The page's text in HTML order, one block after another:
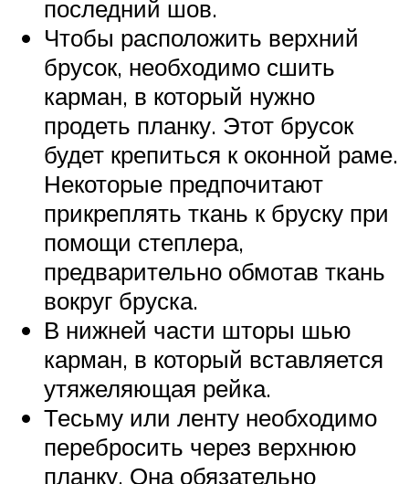
последний шов.
Чтобы расположить верхний
брусок, необходимо сшить
карман, в который нужно
продеть планку. Этот брусок
будет крепиться к оконной раме.
Некоторые предпочитают
прикреплять ткань к бруску при
помощи степлера,
предварительно обмотав ткань
вокруг бруска.
В нижней части шторы шью
карман, в который вставляется
утяжеляющая рейка.
Тесьму или ленту необходимо
перебросить через верхнюю
планку. Она обязательно